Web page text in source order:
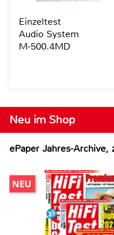
Neu im Shop
ePaper Jahres-Archive,
Einzeltest
Audio System
M-500.4MD